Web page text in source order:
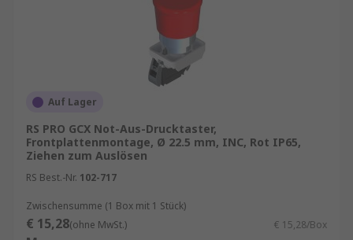
Auf Lager
RS PRO GCX Not-Aus-Drucktaster,
Frontplattenmontage, Ø 22.5 mm, INC, Rot IP65,
Ziehen zum Auslösen
RS Best.-Nr. 102-717
Zwischensumme (1 Box mit 1 Stück)
€ 15,28(ohne MwSt.) € 15,28/Box